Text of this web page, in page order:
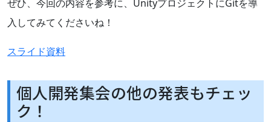
ぜひ、今回の内容を参考に、UnityプロジェクトにGitを導
入してみてくださいね！
スライド資料
個人開発集会の他の発表もチェッ
ク！